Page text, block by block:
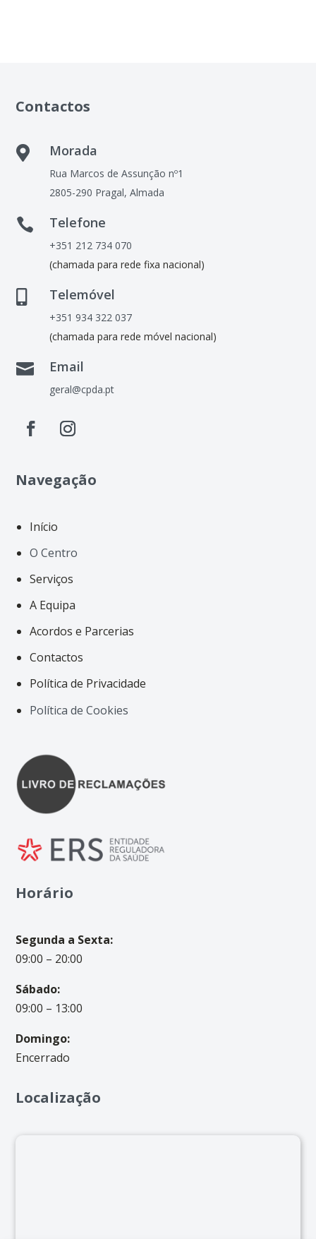
Contactos
 Morada
Rua Marcos de Assunção nº1
2805-290 Pragal, Almada
 Telefone
+351 212 734 070
(chamada para rede fixa nacional)
 Telemóvel
+351 934 322 037
(chamada para rede móvel nacional)
 Email
geral@cpda.pt
Navegação
Início
O Centro
Serviços
A Equipa
Acordos e Parcerias
Contactos
Política de Privacidade
Política de Cookies
Horário
Segunda a Sexta:
09:00 – 20:00
Sábado:
09:00 – 13:00
Domingo:
Encerrado
Localização